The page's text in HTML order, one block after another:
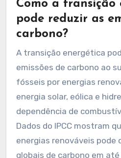
biodiversidade também é
da poluição e a
são impactos positivos.
a transição energética
resiliência ambiental.
Como a transição
pode reduzir as
carbono?
A transição energética
emissões de carbono ao